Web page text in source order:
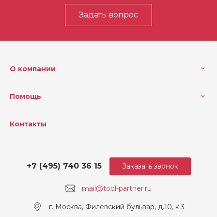
Емкость аккумулятора (Ач) 5.0
Общий вес (кг)
Задать вопрос
О компании
Помощь
Контакты
mail@tool-partner.ru
+7 (495) 740 36 15
г. Москва, Филевский бульвар, д.10, к.3
Заказать звонок